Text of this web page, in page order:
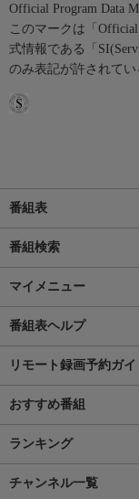
Official Program Data
このマークは「
式情報である「
のみ表記が許されてい
番組表
番組検索
マイメニュー
番組表ヘルプ
リモート録画予約ガイ
おすすめ番組
ランキング
チャンネル一覧